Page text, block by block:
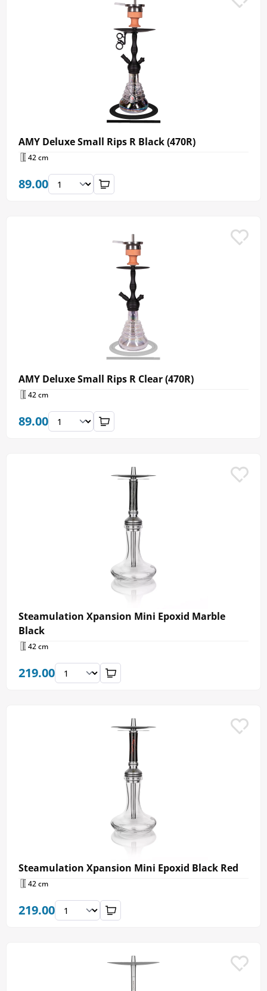
AMY Deluxe Small Rips R Black (470R)
42 cm
89.00
AMY Deluxe Small Rips R Clear (470R)
42 cm
89.00
Steamulation Xpansion Mini Epoxid Marble
Black
42 cm
219.00
Steamulation Xpansion Mini Epoxid Black Red
42 cm
219.00